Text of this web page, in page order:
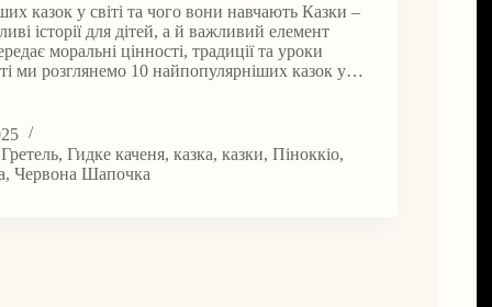
казок у світі та чого вони навчають Казки –
історії для дітей, а й важливий елемент
моральні цінності, традиції та уроки
ми розглянемо 10 найпопулярніших казок у…
,Гидке каченя,казка,казки,Піноккіо,
,Червона Шапочка